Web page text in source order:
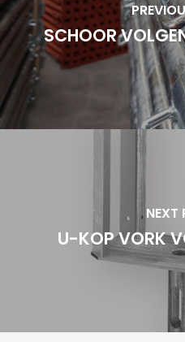
SCHOOR
NEXT
U-KOP VORK